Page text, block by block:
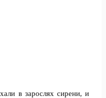
в зарослях сирени, и